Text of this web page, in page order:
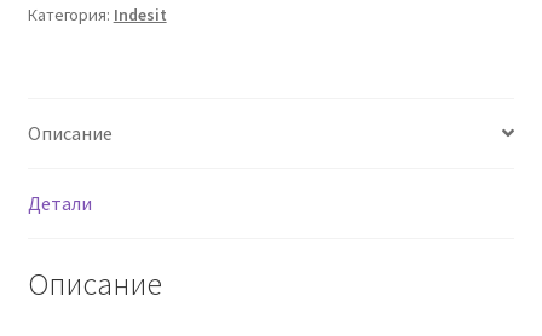
WISL-
русском
Категория: Indesit
Описание
Детали
Описание